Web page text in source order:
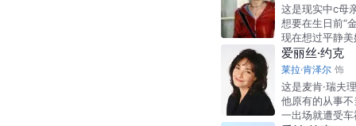
这是现实中c母
想要在生日前“
现在想过平静
爱丽丝·约克
莱拉·肯泽尔 饰
这是麦肯·瑞夫
他原有的从事
一出场就遭受